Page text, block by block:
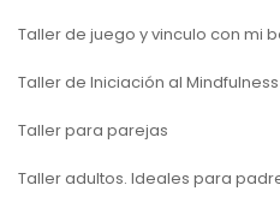
Taller de juego y vinculo con mi
Taller de Iniciación al
Taller para parejas
Taller adultos. Ideales para